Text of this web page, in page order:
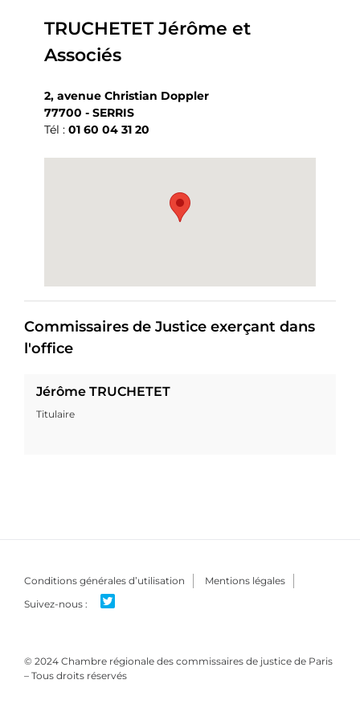
TRUCHETET Jérôme et
Associés
2, avenue Christian Doppler
77700 - SERRIS
Tél : 01 60 04 31 20
Commissaires de Justice exerçant dans
l'office
Jérôme TRUCHETET
Titulaire
Conditions générales d’utilisation Mentions légales
© 2024 Chambre régionale des commissaires de justice de Paris
– Tous droits réservés